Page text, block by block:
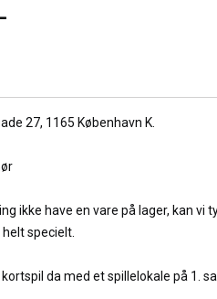
27, 1165 København K.
ikke have en vare på lager, kan vi
specielt.
da med et spillelokale på 1. sal.